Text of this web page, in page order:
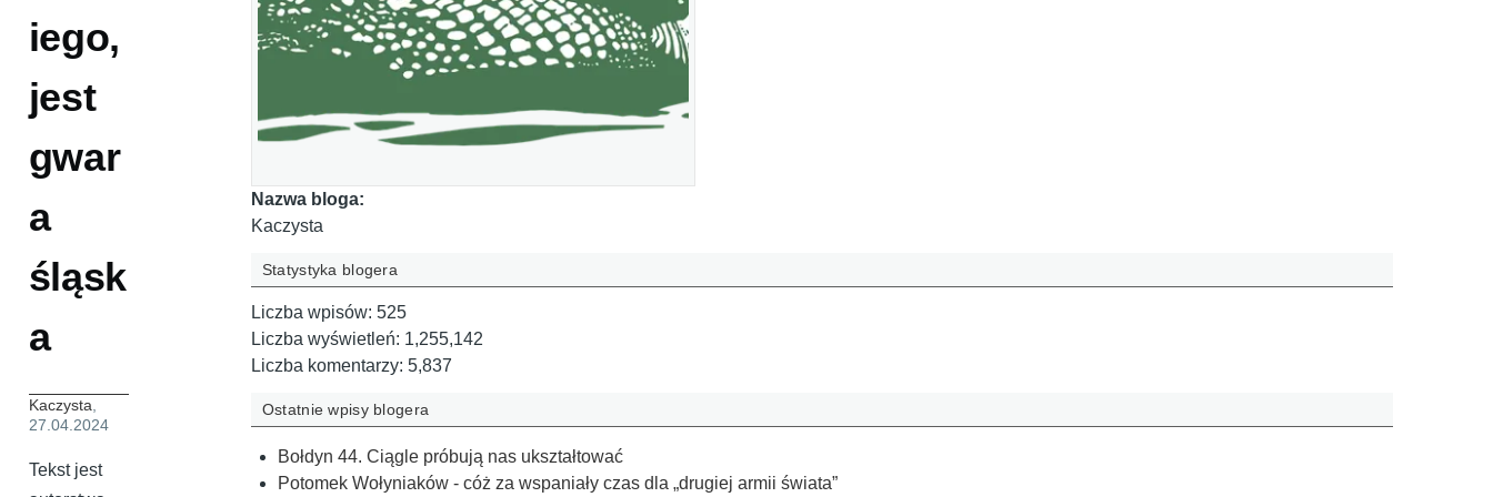
iego,
jest
gwar
a
śląsk
a
Kaczysta,
27.04.2024
Tekst jest
Nazwa bloga:
Kaczysta
Statystyka blogera
Liczba wpisów: 525
Liczba wyświetleń: 1,255,142
Liczba komentarzy: 5,837
Ostatnie wpisy blogera
Bołdyn 44. Ciągle próbują nas ukształtować
Potomek Wołyniaków - cóż za wspaniały czas dla „drugiej armii świata”